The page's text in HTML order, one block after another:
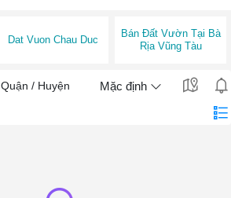
Dat Vuon Chau Duc
Bán Đất Vườn Tại Bà
Rịa Vũng Tàu
Quận / Huyện Mặc định